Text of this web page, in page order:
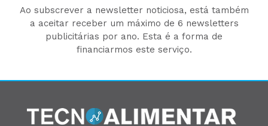
Ao subscrever a newsletter noticiosa, está também
a aceitar receber um máximo de 6 newsletters
publicitárias por ano. Esta é a forma de
financiarmos este serviço.